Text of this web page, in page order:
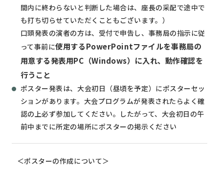
間内に終わらないと判断した場合は、座長の采配で途中で
も打ち切らせていただくこともございます。）
口頭発表の演者の方は、受付で申告し、事務局の指示に従
って事前に使用するPowerPointファイルを事務局の
用意する発表用PC（Windows）に入れ、動作確認を
行うこと
ポスター発表は、大会初日（昼頃を予定）にポスターセッ
ションがあります。大会プログラムが発表されたらよく確
認の上必ず参加してください。したがって、大会初日の午
前中までに所定の場所にポスターの掲示ください
＜ポスターの作成について＞